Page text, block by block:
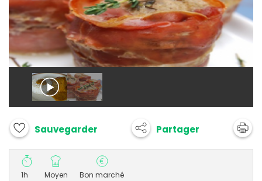
Sauvegarder Partager
1h Moyen Bon marché